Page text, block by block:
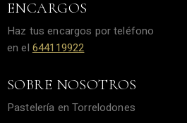
ENCARGOS
Haz tus encargos por teléfono
en el 644119922
SOBRE NOSOTROS
Pastelería en Torrelodones